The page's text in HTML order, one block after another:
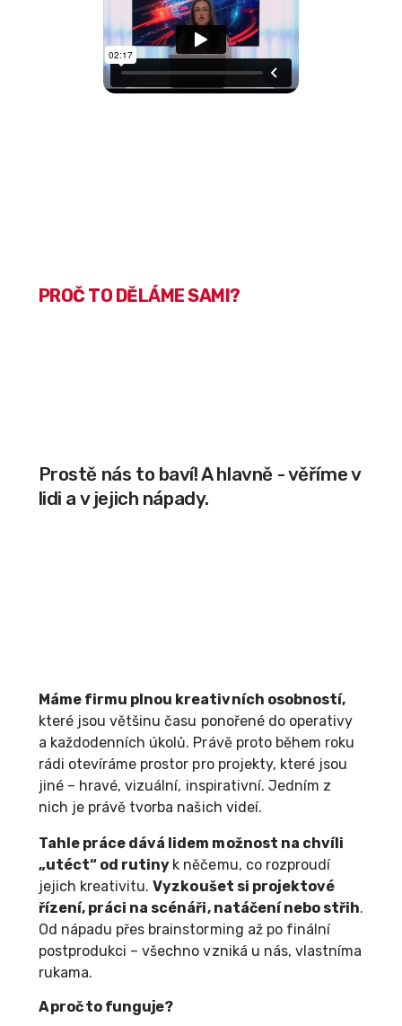
PROČ TO DĚLÁME SAMI?
Prostě nás to baví! A hlavně - věříme v
lidi a v jejich nápady.
Máme firmu plnou kreativních osobností,
které jsou většinu času ponořené do operativy
a každodenních úkolů. Právě proto během roku
rádi otevíráme prostor pro projekty, které jsou
jiné – hravé, vizuální, inspirativní. Jedním z
nich je právě tvorba našich videí.
Tahle práce dává lidem možnost na chvíli
„utéct“ od rutiny k něčemu, co rozproudí
jejich kreativitu.Vyzkoušet si projektové
řízení, práci na scénáři, natáčení nebo střih.
Od nápadu přes brainstorming až po finální
postprodukci – všechno vzniká u nás, vlastníma
rukama.
A proč to funguje?